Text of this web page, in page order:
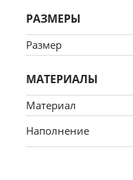
Характеристики
Глубина 88
Высота 221.6
Вес 97.5
РАЗМЕРЫ
Размер
МАТЕРИАЛЫ
Материал
Наполнение